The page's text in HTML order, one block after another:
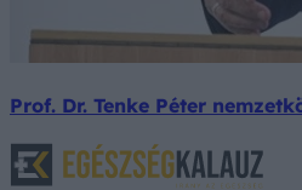
Prof. Dr. Tenke Péter